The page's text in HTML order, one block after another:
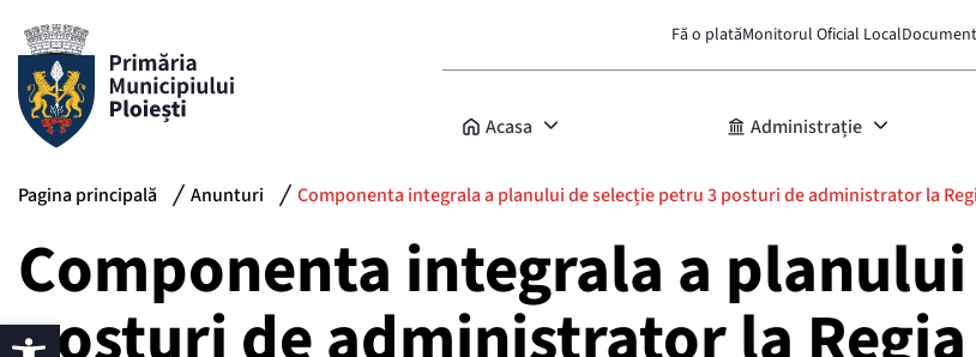
Fă o platăMonitorul Oficial Local
Acasa Administrație
Pagina principală Anunturi Componenta integrala a planului de selecție petru 3 posturi de administrator la
Componenta integrala a